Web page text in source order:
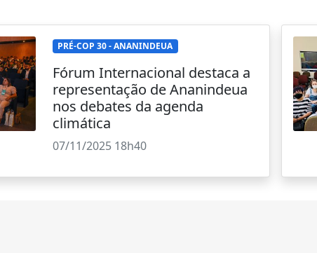
PRÉ-COP 30 - ANANINDEUA
Fórum Internacional destaca a
representação de Ananindeua
nos debates da agenda
climática
07/11/2025 18h40